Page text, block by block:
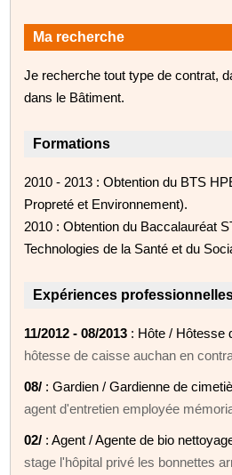
Ma recherche
Je recherche tout type de contrat,
dans le Bâtiment.
Formations
2010 - 2013 : Obtention du BTS
Propreté et Environnement).
2010 : Obtention du Baccalauréat
Technologies de la Santé et du
Expériences
11/2012 - 08/2013 : Hôte / Hôtesse
hôtesse de caisse auchan en
08/ : Gardien / Gardienne de
agent d'entretien employée
02/ : Agent / Agente de bio
stage l'hôpital privé les bonnettes